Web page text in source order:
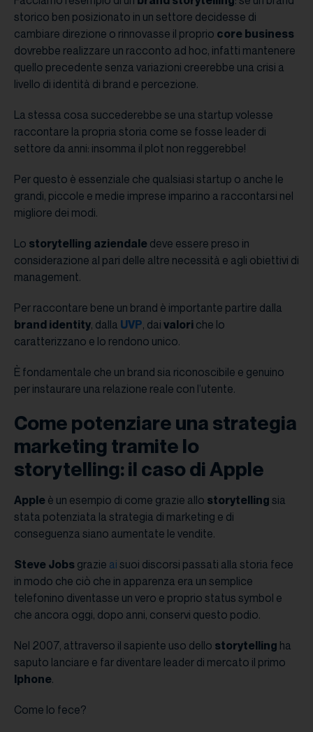
storico ben posizionato in un settore decidesse di
cambiare direzione o rinnovasse il proprio core business
dovrebbe realizzare un racconto ad hoc, infatti mantenere
quello precedente senza variazioni creerebbe una crisi a
livello di identità di brand e percezione.
La stessa cosa succederebbe se una startup volesse
raccontare la propria storia come se fosse leader di
settore da anni: insomma il plot non reggerebbe!
Per questo è essenziale che qualsiasi startup o anche le
grandi, piccole e medie imprese imparino a raccontarsi nel
migliore dei modi.
Lo storytelling aziendale deve essere preso in
considerazione al pari delle altre necessità e agli obiettivi di
management.
Per raccontare bene un brand è importante partire dalla
brand identity, dalla UVP, dai valori che lo
caratterizzano e lo rendono unico.
È fondamentale che un brand sia riconoscibile e genuino
per instaurare una relazione reale con l’utente.
Come potenziare una strategia
marketing tramite lo
storytelling: il caso di Apple
Apple è un esempio di come grazie allo storytelling sia
stata potenziata la strategia di marketing e di
conseguenza siano aumentate le vendite.
Steve Jobs grazie ai suoi discorsi passati alla storia fece
in modo che ciò che in apparenza era un semplice
telefonino diventasse un vero e proprio status symbol e
che ancora oggi, dopo anni, conservi questo podio.
Nel 2007, attraverso il sapiente uso dello storytelling ha
saputo lanciare e far diventare leader di mercato il primo
Iphone.
Come lo fece?